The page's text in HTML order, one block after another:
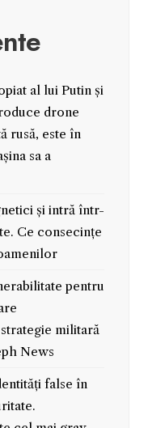
al lui Putin și
drone
rusă, este în
sa a
și intră într-
Ce consecințe
pentru
militară
News
false în